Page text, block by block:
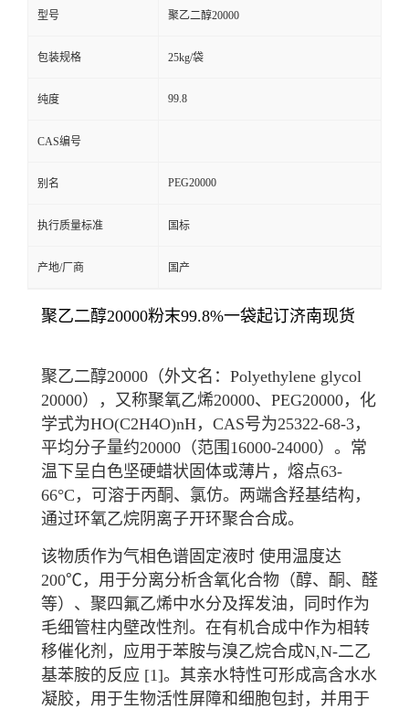
型号 聚乙二醇20000
包装规格 25kg/袋
纯度 99.8
CAS编号
别名 PEG20000
执行质量标准 国标
产地/厂商 国产
聚乙二醇20000粉末99.8%一袋起订济南现货
聚乙二醇20000（外文名：Polyethylene glycol
20000），又称聚氧乙烯20000、PEG20000，化
学式为HO(C2H4O)nH，CAS号为25322-68-3，
平均分子量约20000（范围16000-24000）。常
温下呈白色坚硬蜡状固体或薄片，熔点63-
66°C，可溶于丙酮、氯仿。两端含羟基结构，
通过环氧乙烷阴离子开环聚合合成。
该物质作为气相色谱固定液时 使用温度达
200℃，用于分离分析含氧化合物（醇、酮、醛
等）、聚四氟乙烯中水分及挥发油，同时作为
毛细管柱内壁改性剂。在有机合成中作为相转
移催化剂 ，应用于苯胺与溴乙烷合成N,N-二乙
基苯胺的反应 [1]。其亲水特性可形成高含水水
凝胶 ，用于生物活性屏障和细胞包封，并用于